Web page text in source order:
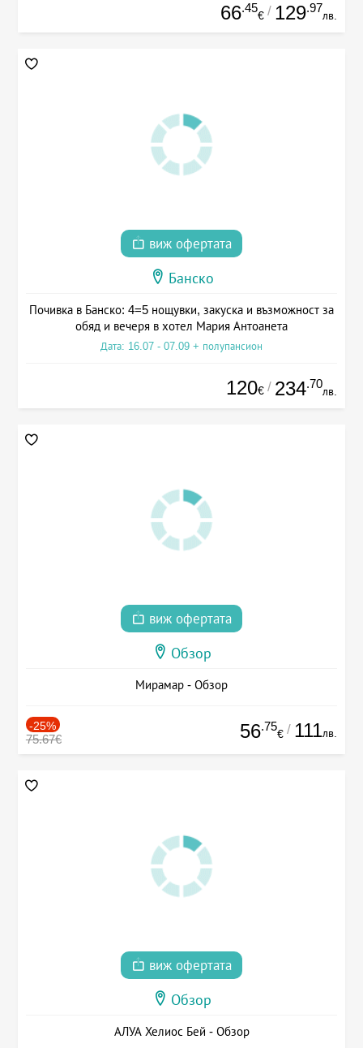
66.45
€ / 129.97
лв.
виж офертата
Банско
Почивка в Банско: 4=5 нощувки, закуска и възможност за
обяд и вечеря в хотел Мария Антоанета
Дата: 16.07 - 07.09 + полупансион
120€ / 234.70
лв.
виж офертата
Обзор
Мирамар - Обзор
-25%
75.67€ 56.75
€ / 111лв.
виж офертата
Обзор
АЛУА Хелиос Бей - Обзор